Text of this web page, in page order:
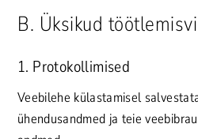
B. Üksikud
1. Protokollimised
Veebilehe külastamisel
ühendusandmed ja teie